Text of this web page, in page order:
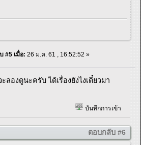
#5 เมื่อ: 26 ม.ค. 61 , 16:52:52 »
องดูนะครับ ได้เรื่องยังไงเดี๋ยวมา
บันทึกการเข้า
ตอบกลับ #6